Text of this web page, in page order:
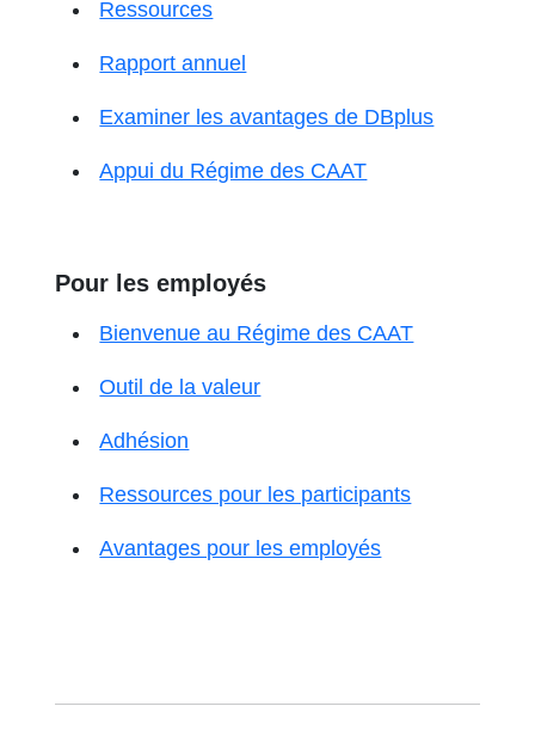
Ressources
Rapport annuel
Examiner les avantages de DBplus
Appui du Régime des CAAT
Pour les employés
Bienvenue au Régime des CAAT
Outil de la valeur
Adhésion
Ressources pour les participants
Avantages pour les employés